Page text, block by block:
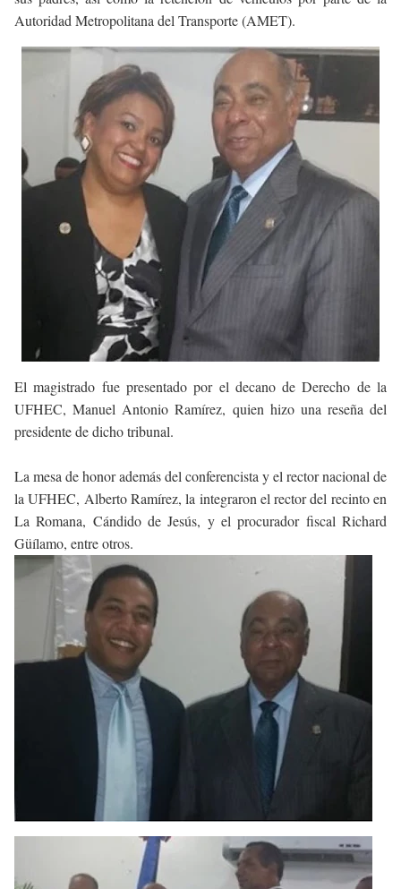
Autoridad Metropolitana del Transporte (AMET).
El magistrado fue presentado por el decano de Derecho de la
UFHEC, Manuel Antonio Ramírez, quien hizo una reseña del
presidente de dicho tribunal.
La mesa de honor además del conferencista y el rector nacional de
la UFHEC, Alberto Ramírez, la integraron el rector del recinto en
La Romana, Cándido de Jesús, y el procurador fiscal Richard
Güílamo, entre otros.